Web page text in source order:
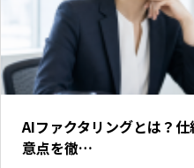
AIファクタリングとは？
意点を徹…